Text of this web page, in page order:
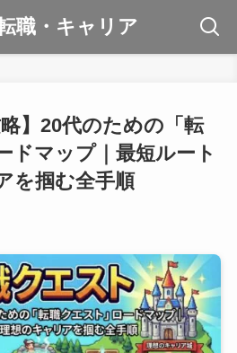
職・キャリア
】20代のための「転
ドマップ｜最短ルート
を掴む全手順